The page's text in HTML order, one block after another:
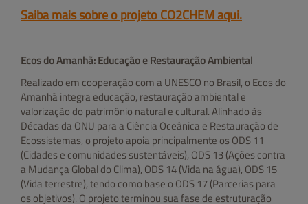
Saiba mais sobre o projeto CO2CHEM aqui.
Ecos do Amanhã: Educação e Restauração Ambiental
Realizado em cooperação com a UNESCO no Brasil, o Ecos do
Amanhã integra educação, restauração ambiental e
valorização do patrimônio natural e cultural. Alinhado às
Décadas da ONU para a Ciência Oceânica e Restauração de
Ecossistemas, o projeto apoia principalmente os ODS 11
(Cidades e comunidades sustentáveis), ODS 13 (Ações contra
a Mudança Global do Clima), ODS 14 (Vida na água), ODS 15
(Vida terrestre), tendo como base o ODS 17 (Parcerias para
os objetivos). O projeto terminou sua fase de estruturação